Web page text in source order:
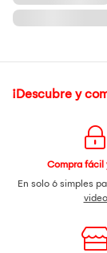
¡Descubre y
Compra fácil
En solo 6 simples
video